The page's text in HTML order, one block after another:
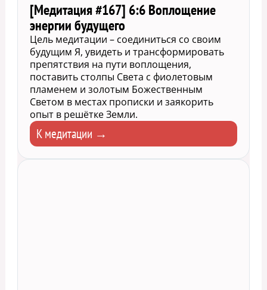
[Медитация #167] 6:6 Воплощение
энергии будущего
Цель медитации – соединиться со своим
будущим Я, увидеть и трансформировать
препятствия на пути воплощения,
поставить столпы Света с фиолетовым
пламенем и золотым Божественным
Светом в местах прописки и заякорить
опыт в решётке Земли.
К медитации →